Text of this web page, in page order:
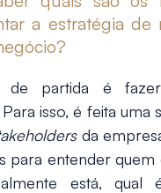
a estratégia de
partida é fazer
isso, é feita uma
da
para entender quem
está,